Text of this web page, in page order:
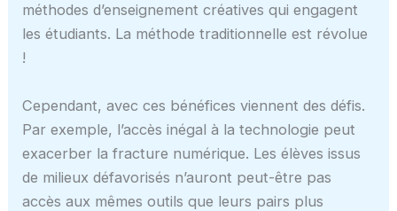
méthodes d’enseignement créatives qui engagent
les étudiants. La méthode traditionnelle est révolue
!
Cependant, avec ces bénéfices viennent des défis.
Par exemple, l’accès inégal à la technologie peut
exacerber la fracture numérique. Les élèves issus
de milieux défavorisés n’auront peut-être pas
accès aux mêmes outils que leurs pairs plus